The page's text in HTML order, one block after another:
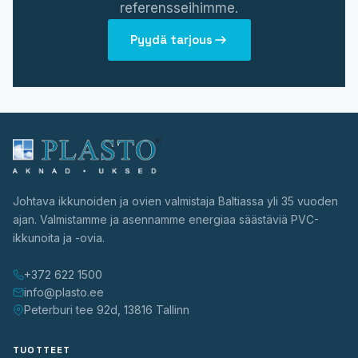
PLASTO HST
Aurinkosuojalasit
Turvalasit
Ääneneristyslasit
Koristelasit
referensseihimme.
Pyydä tarjous
Johtava ikkunoiden ja ovien valmistaja Baltiassa yli 35 vuoden
ajan. Valmistamme ja asennamme energiaa säästäviä PVC-
ikkunoita ja -ovia.
+372 622 1500
info@plasto.ee
Peterburi tee 92d, 13816 Tallinn
TUOTTEET